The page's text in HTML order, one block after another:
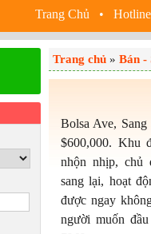
Trang Chủ •
Trang chủ » Bán -
Bolsa Ave, Sang
$600,000. Khu
nhộn nhịp, chủ
sang lại, hoạt
được ngay
người muốn